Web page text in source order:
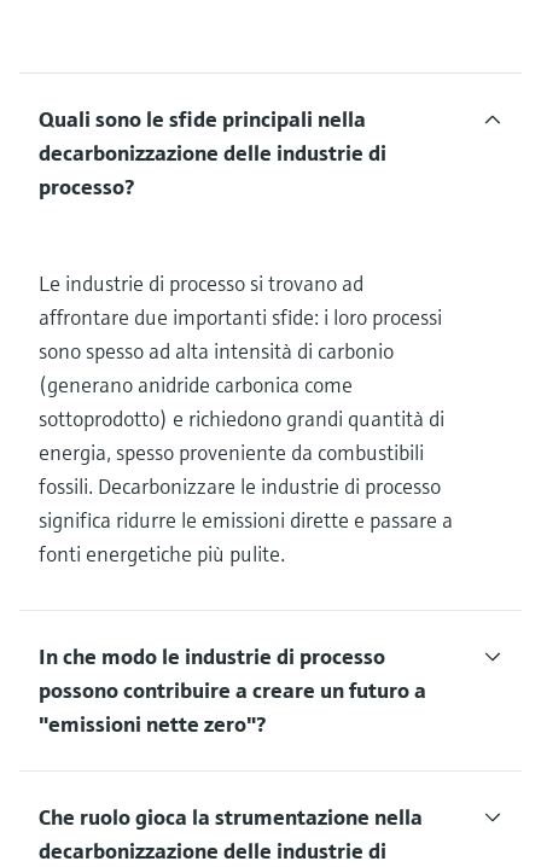
Quali sono le sfide principali nella
decarbonizzazione delle industrie di
processo?
Le industrie di processo si trovano ad
affrontare due importanti sfide: i loro processi
sono spesso ad alta intensità di carbonio
(generano anidride carbonica come
sottoprodotto) e richiedono grandi quantità di
energia, spesso proveniente da combustibili
fossili. Decarbonizzare le industrie di processo
significa ridurre le emissioni dirette e passare a
fonti energetiche più pulite.
In che modo le industrie di processo
possono contribuire a creare un futuro a
"emissioni nette zero"?
Che ruolo gioca la strumentazione nella
decarbonizzazione delle industrie di